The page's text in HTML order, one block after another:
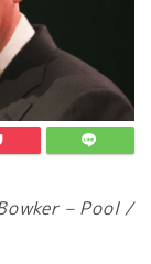
– Pool /